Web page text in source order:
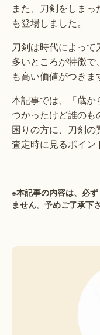
また、刀剣をしま
も登場しました。
刀剣は時代によっ
多いところが特徴
も高い価値がつきま
本記事では、「蔵か
つかったけど誰のも
困りの方に、刀剣の
査定時に見るポイン
※本記事の内容は、必
ません。予めご了承下さ